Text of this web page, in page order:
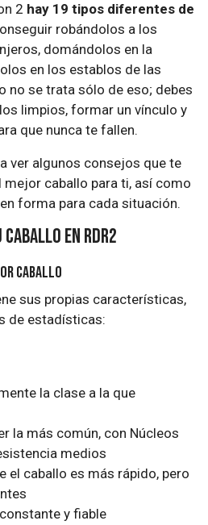
2 hay 19 tipos diferentes de
robándolos a los
domándolos en la
en los establos de las
no se trata sólo de eso; debes
limpios, formar un vínculo y
que nunca te fallen.
ver algunos consejos que te
mejor caballo para ti, así como
forma para cada situación.
en RDR2
caballo
sus propias características,
de estadísticas:
la clase a la que
la más común, con Núcleos
medios
el caballo es más rápido, pero
y fiable